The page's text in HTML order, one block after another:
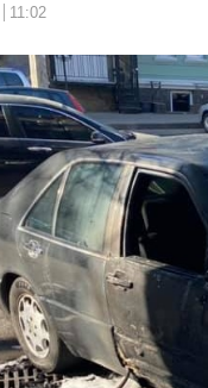
11:02